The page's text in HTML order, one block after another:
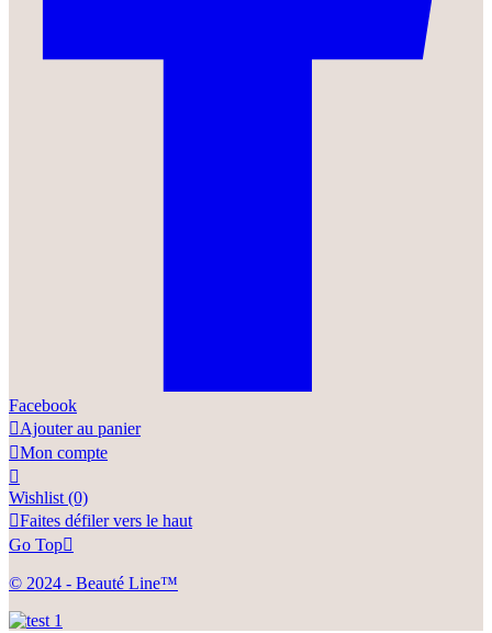
Facebook
Ajouter au panier
Mon compte

Wishlist (0)
Faites défiler vers le haut
Go Top
© 2024 - Beauté Line™